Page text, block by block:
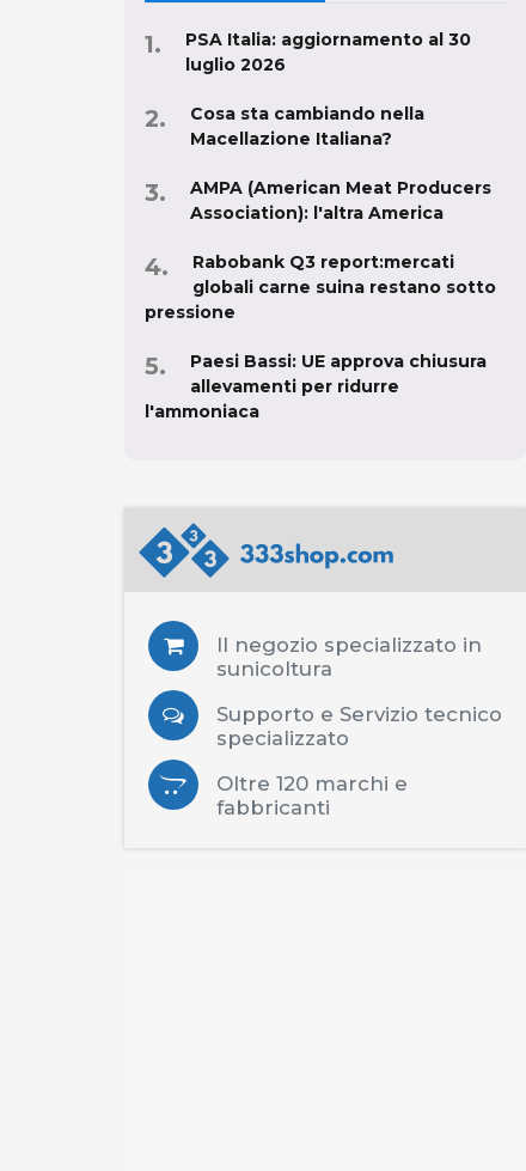
Cosa sta cambiando nella
AMPA (American Meat Producers
Rabobank Q3 report:mercati
pressione
Paesi Bassi: UE approva chiusura
l'ammoniaca
Il negozio specializzato in
Supporto e Servizio tecnico
Oltre 120 marchi e
fabbricanti